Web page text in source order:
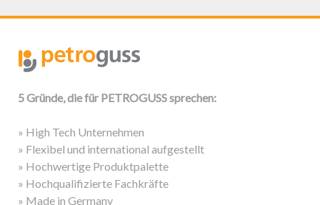
5 Gründe, die für PETROGUSS sprechen:
» High Tech Unternehmen
» Flexibel und international aufgestellt
» Hochwertige Produktpalette
» Hochqualifizierte Fachkräfte
» Made in Germany